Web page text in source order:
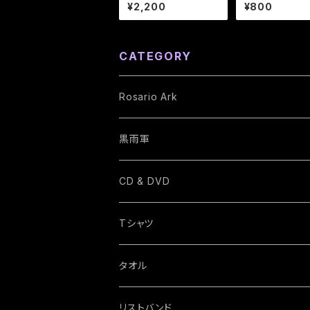
Ark
¥2,200 ¥800
CATEGORY
Rosario Ark
黒雨軍
CD & DVD
Tシャツ
タオル